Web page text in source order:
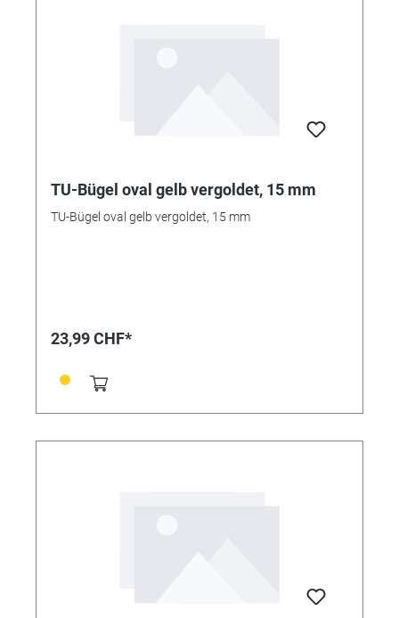
TU-Bügel oval gelb vergoldet, 15 mm
TU-Bügel oval gelb vergoldet, 15 mm
23,99 CHF*